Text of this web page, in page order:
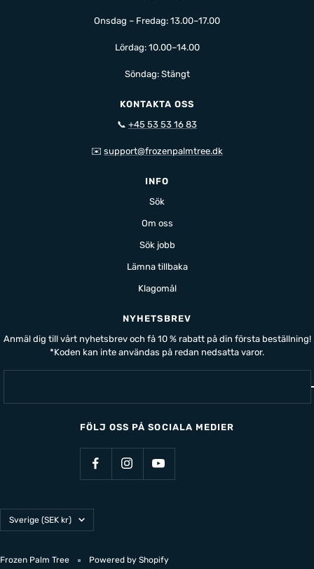
Onsdag – Fredag: 13.00–17.00
Lördag: 10.00–14.00
Söndag: Stängt
KONTAKTA OSS
📞 +45 53 53 16 83
✉️ support@frozenpalmtree.dk
INFO
Sök
Om oss
Sök jobb
Lämna tillbaka
Klagomål
NYHETSBREV
Anmäl dig till vårt nyhetsbrev och få 10 % rabatt på din första beställning!
*Koden kan inte användas på redan nedsatta varor.
FÖLJ OSS PÅ SOCIALA MEDIER
Land/Region
Sverige (SEK kr)
Frozen Palm Tree Powered by Shopify